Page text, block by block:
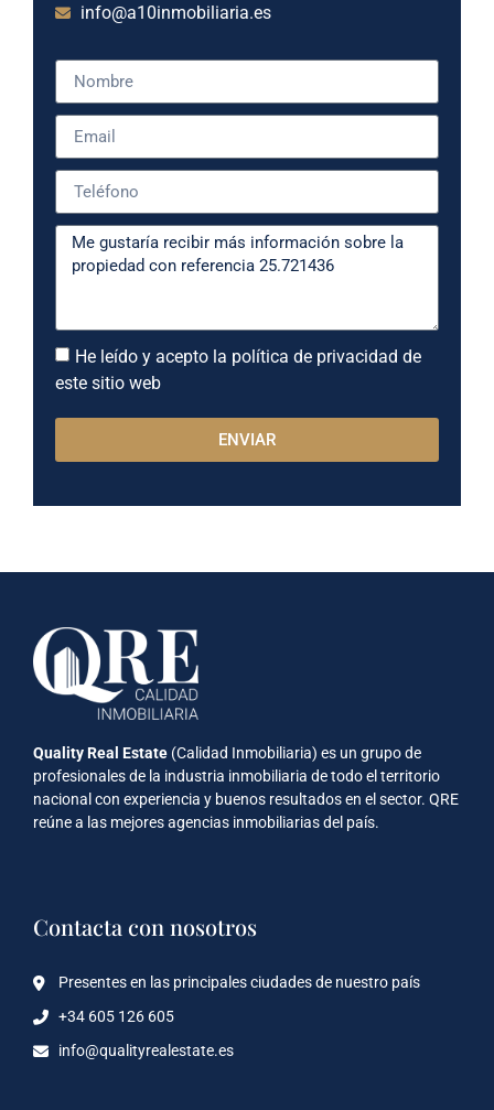
info@a10inmobiliaria.es
He leído y acepto la política de privacidad de
este sitio web
ENVIAR
Quality Real Estate (Calidad Inmobiliaria) es un grupo de
profesionales de la industria inmobiliaria de todo el territorio
nacional con experiencia y buenos resultados en el sector. QRE
reúne a las mejores agencias inmobiliarias del país.
Contacta con nosotros
Presentes en las principales ciudades de nuestro país
+34 605 126 605
info@qualityrealestate.es